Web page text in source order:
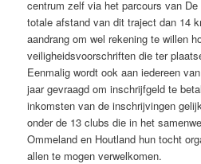
centrum zelf via het parcours van
totale afstand van dit traject dan 14
aandrang om wel rekening te willen
veiligheidsvoorschriften die ter
Eenmalig wordt ook aan iedereen
jaar gevraagd om inschrijfgeld te
inkomsten van de inschrijvingen
onder de 13 clubs die in het
Ommeland en Houtland hun tocht
allen te mogen verwelkomen.